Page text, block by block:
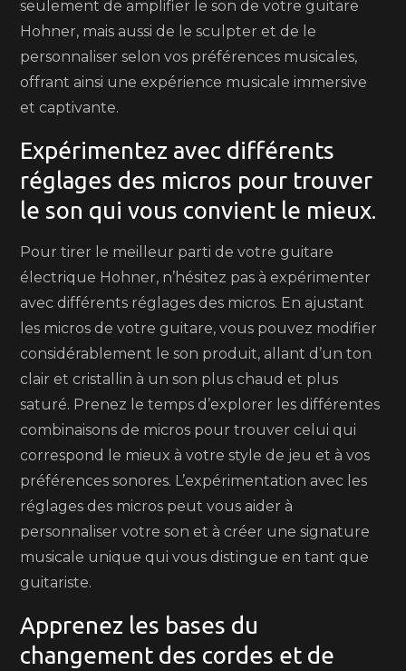
seulement de amplifier le son de votre guitare
Hohner, mais aussi de le sculpter et de le
personnaliser selon vos préférences musicales,
offrant ainsi une expérience musicale immersive
et captivante.
Expérimentez avec différents
réglages des micros pour trouver
le son qui vous convient le mieux.
Pour tirer le meilleur parti de votre guitare
électrique Hohner, n’hésitez pas à expérimenter
avec différents réglages des micros. En ajustant
les micros de votre guitare, vous pouvez modifier
considérablement le son produit, allant d’un ton
clair et cristallin à un son plus chaud et plus
saturé. Prenez le temps d’explorer les différentes
combinaisons de micros pour trouver celui qui
correspond le mieux à votre style de jeu et à vos
préférences sonores. L’expérimentation avec les
réglages des micros peut vous aider à
personnaliser votre son et à créer une signature
musicale unique qui vous distingue en tant que
guitariste.
Apprenez les bases du
changement des cordes et de